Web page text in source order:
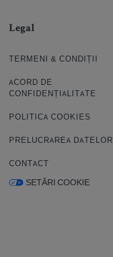
Legal
TERMENI & CONDIȚII
ACORD DE
CONFIDENȚIALITATE
POLITICA COOKIES
PRELUCRAREA DATELOR
CONTACT
SETĂRI COOKIE